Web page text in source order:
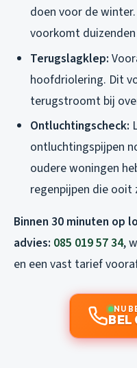
doen voor de
voorkomt duizenden
Terugslagklep:
hoofdriolering. Dit
terugstroomt bij
Ontluchtingscheck:
ontluchtingspijpen
oudere woningen
regenpijpen die ooit
Binnen 30 minuten op
advies: 085 019 57 34,
en een vast tarief
NU
BEL